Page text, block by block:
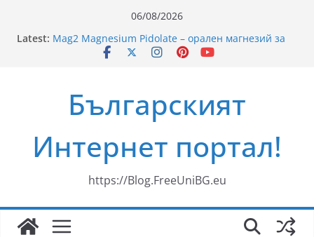
06/08/2026
Latest: 35 години ЗОРА
Mag2 Magnesium Pidolate – орален магнезий за
Рецепти за пикник на плажа
Ново риалити превзема българския ефир
Българският
Интернет портал!
https://Blog.FreeUniBG.eu